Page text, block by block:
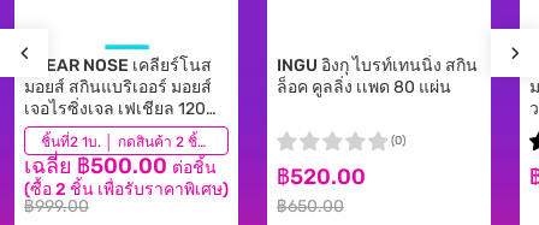
ชิ้นที่2 1บ. │ กดสินค้า 2 ชิ้นเพื่อรับโปรโมชันนี้
CLEAR NOSE เคลียร์โนส
มอยส์ สกินแบริเออร์ มอยส์
เจอไรซิ่งเจล เฟเชียล 120
มล. ผิวแพ้ง่าย
เฉลี่ย ฿500.00 ต่อชิ้น
(ซื้อ 2 ชิ้น เพื่อรับราคาพิเศษ)
฿999.00
(644)
INGU อิงกุ ไบรท์เทนนิ่ง สกิน
ล็อค คูลลิ่ง เเพด 80 แผ่น
฿520.00
฿650.00
(0)